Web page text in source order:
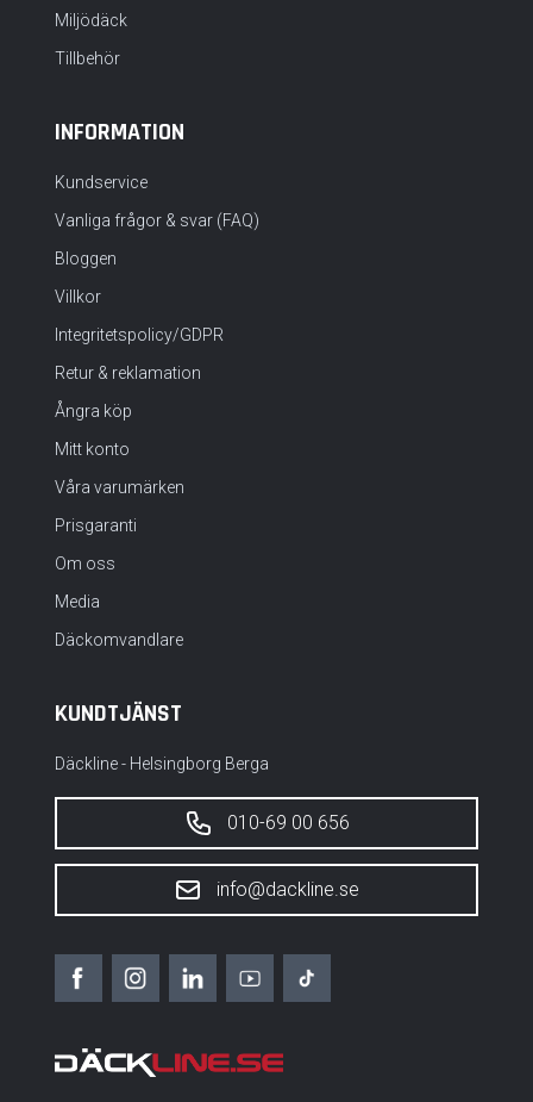
Miljödäck
Tillbehör
INFORMATION
Kundservice
Vanliga frågor & svar (FAQ)
Bloggen
Villkor
Integritetspolicy/GDPR
Retur & reklamation
Ångra köp
Mitt konto
Våra varumärken
Prisgaranti
Om oss
Media
Däckomvandlare
KUNDTJÄNST
Däckline - Helsingborg Berga
010-69 00 656
info@dackline.se